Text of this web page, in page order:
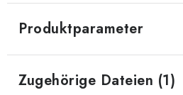
Produktparameter
Zugehörige Dateien (1)